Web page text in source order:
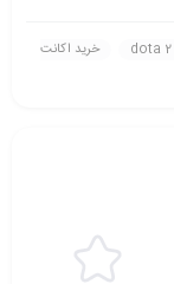
خريد اکانت